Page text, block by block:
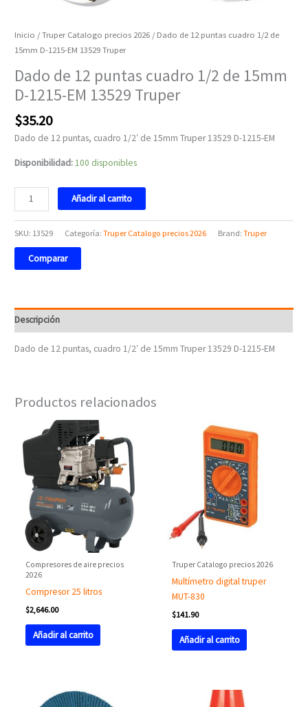
Inicio /Truper Catalogo precios 2026 / Dado de 12 puntas cuadro 1/2 de
15mm D-1215-EM 13529 Truper
Dado de 12 puntas cuadro 1/2 de 15mm
D-1215-EM 13529 Truper
$35.20
Dado de 12 puntas, cuadro 1/2′ de 15mm Truper 13529 D-1215-EM
Disponibilidad:100 disponibles
Añadir al carrito
SKU: 13529 Categoría:Truper Catalogo precios 2026 Brand:Truper
Comparar
Descripción
Dado de 12 puntas, cuadro 1/2′ de 15mm Truper 13529 D-1215-EM
Productos relacionados
Compresores de aire precios
2026
Compresor 25 litros
$2,646.00
Añadir al carrito
Truper Catalogo precios 2026
Multímetro digital truper
MUT-830
$141.90
Añadir al carrito